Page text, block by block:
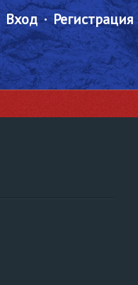
Вход Регистрация